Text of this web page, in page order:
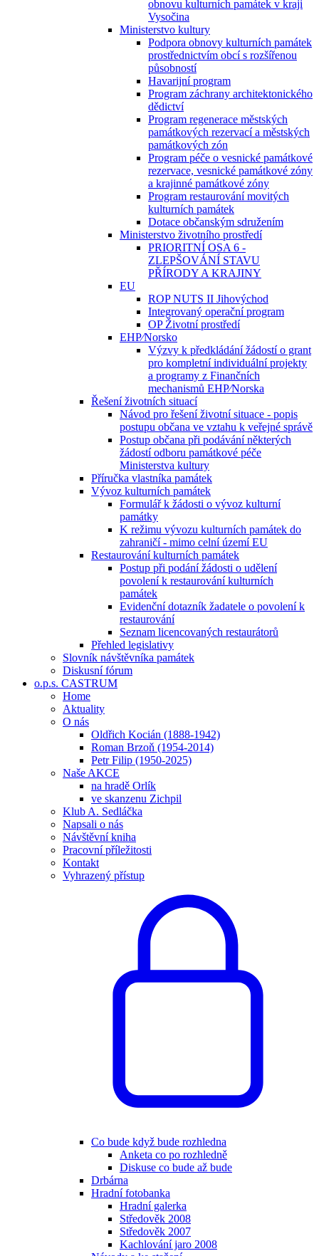
obnovu kulturních památek v kraji
Vysočina
Ministerstvo kultury
Podpora obnovy kulturních památek
prostřednictvím obcí s rozšířenou
působností
Havarijní program
Program záchrany architektonického
dědictví
Program regenerace městských
památkových rezervací a městských
památkových zón
Program péče o vesnické památkové
rezervace, vesnické památkové zóny
a krajinné památkové zóny
Program restaurování movitých
kulturních památek
Dotace občanským sdružením
Ministerstvo životního prostředí
PRIORITNÍ OSA 6 -
ZLEPŠOVÁNÍ STAVU
PŘÍRODY A KRAJINY
EU
ROP NUTS II Jihovýchod
Integrovaný operační program
OP Životní prostředí
EHP⁄Norsko
Výzvy k předkládání žádostí o grant
pro kompletní individuální projekty
a programy z Finančních
mechanismů EHP⁄Norska
Řešení životních situací
Návod pro řešení životní situace - popis
postupu občana ve vztahu k veřejné správě
Postup občana při podávání některých
žádostí odboru památkové péče
Ministerstva kultury
Příručka vlastníka památek
Vývoz kulturních památek
Formulář k žádosti o vývoz kulturní
památky
K režimu vývozu kulturních památek do
zahraničí - mimo celní území EU
Restaurování kulturních památek
Postup při podání žádosti o udělení
povolení k restaurování kulturních
památek
Evidenční dotazník žadatele o povolení k
restaurování
Seznam licencovaných restaurátorů
Přehled legislativy
Slovník návštěvníka památek
Diskusní fórum
o.p.s. CASTRUM
Home
Aktuality
O nás
Oldřich Kocián (1888-1942)
Roman Brzoň (1954-2014)
Petr Filip (1950-2025)
Naše AKCE
na hradě Orlík
ve skanzenu Zichpil
Klub A. Sedláčka
Napsali o nás
Návštěvní kniha
Pracovní příležitosti
Kontakt
Vyhrazený přístup
Co bude když bude rozhledna
Anketa co po rozhledně
Diskuse co bude až bude
Drbárna
Hradní fotobanka
Hradní galerka
Středověk 2008
Středověk 2007
Kachlování jaro 2008